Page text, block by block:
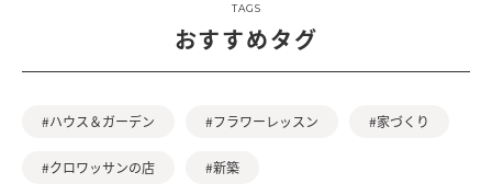
TAGS
おすすめタグ
#ハウス＆ガーデン #フラワーレッスン #家づくり
#クロワッサンの店 #新築